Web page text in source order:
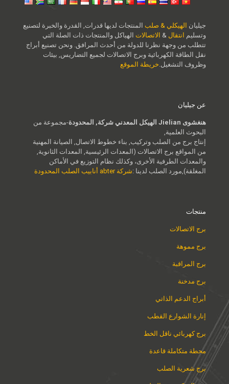
جيليان الهيكلي & صلب المنتجات لديها قدرات, القدرة والخبرة لتصنيع
وتسليم
انتقال & الاتصالات الهياكل والمنتجات ذات الصلة التي
تتطلب من وجهة نظرنا للدولة من أحدث المرافق. ونحن تصنيع أبراج
نقل الطاقة الكهربائية وبرج الاتصالات لجميع التضاريس, بيئات
وظروف التشغيل. خريطة الموقع
عن جيليان
هنغشوى Jielian الهيكل المعدني شركة, المحدودة
-مجموعة من
البحوث العلمية,
إنتاج برج من الصلب وتركيب, بناء خطوط الاتصال, الصيانة المهنية
من المواقع برج الاتصالات (المعدات الرئيسية, المعدات الثانوية,
والمعدات الطرفية الأخرى، وكذلك نظام التوزيع في الأماكن
المغلقة),مورد الصلب لدينا :شركة abter أنابيب الصلب المحدودة
منتجات
برج الاتصالات
برج مموهة
برج المراقبة
برج مدخنة
أبراج الدعم الذاتي
إنارة الشوارع القطب
برج كهربائي ناقل الخط
محطة متكاملة قاعدة
برج شعرية الصلب